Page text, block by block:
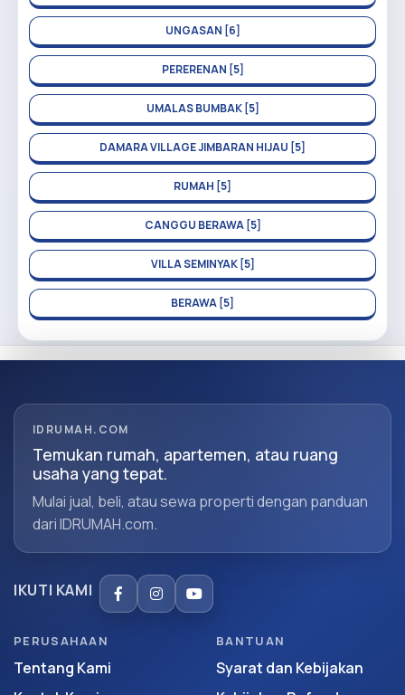
UNGASAN [6]
PERERENAN [5]
UMALAS BUMBAK [5]
DAMARA VILLAGE JIMBARAN HIJAU [5]
RUMAH [5]
CANGGU BERAWA [5]
VILLA SEMINYAK [5]
BERAWA [5]
IDRUMAH.COM
Temukan rumah, apartemen, atau ruang
usaha yang tepat.
Mulai jual, beli, atau sewa properti dengan panduan
dari IDRUMAH.com.
IKUTI KAMI
PERUSAHAAN
Tentang Kami
BANTUAN
Syarat dan Kebijakan